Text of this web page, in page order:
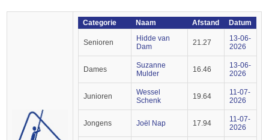
Categorie Naam Afstand Datum
Senioren
Hidde van
Dam
21.27
13-06-
2026
Dames
Suzanne
Mulder
16.46
13-06-
2026
Junioren
Wessel
Schenk
19.64
11-07-
2026
Jongens Joël Nap 17.94
11-07-
2026